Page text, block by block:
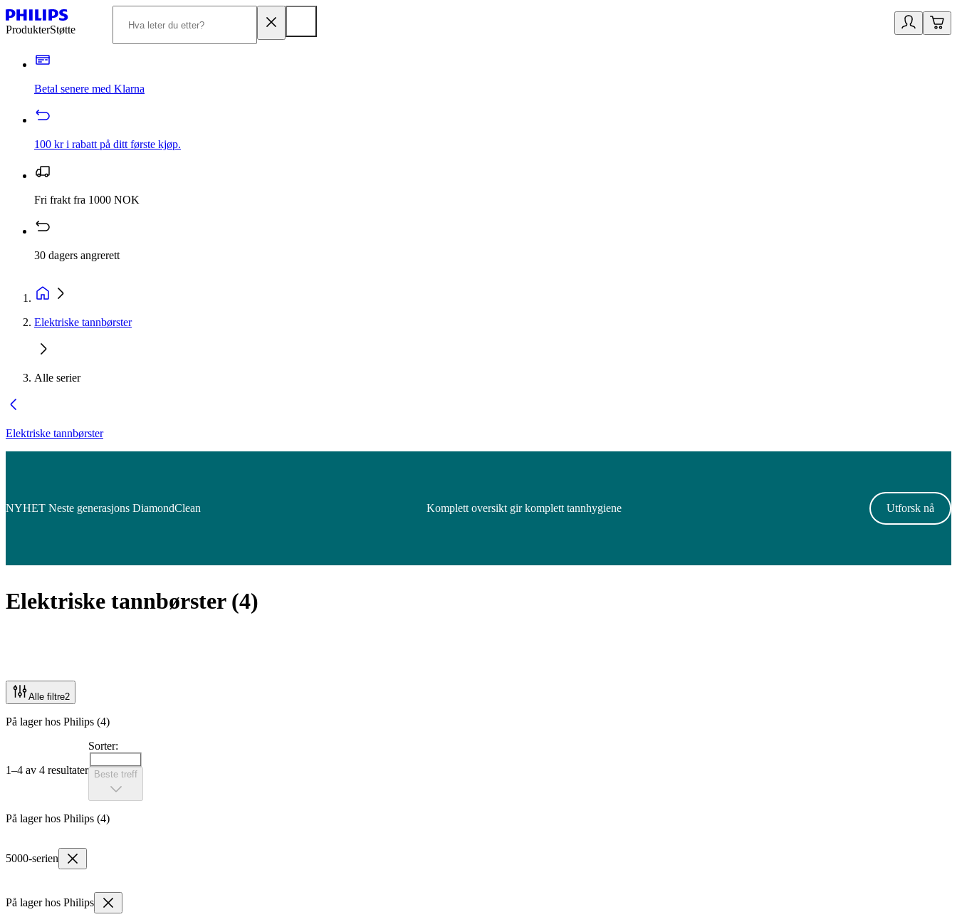
ProdukterStøtte
Betal senere med Klarna
100 kr i rabatt på ditt første kjøp.
Fri frakt fra 1000 NOK
30 dagers angrerett
Elektriske tannbørster
Alle serier
Elektriske tannbørster
NYHET Neste generasjons DiamondClean Komplett oversikt gir komplett tannhygiene Utforsk nå
Elektriske tannbørster(4)
Alle filtre2
På lager hos Philips (4)
1–4 av 4 resultater
Sorter:
Beste treff
På lager hos Philips (4)
5000-serien
På lager hos Philips